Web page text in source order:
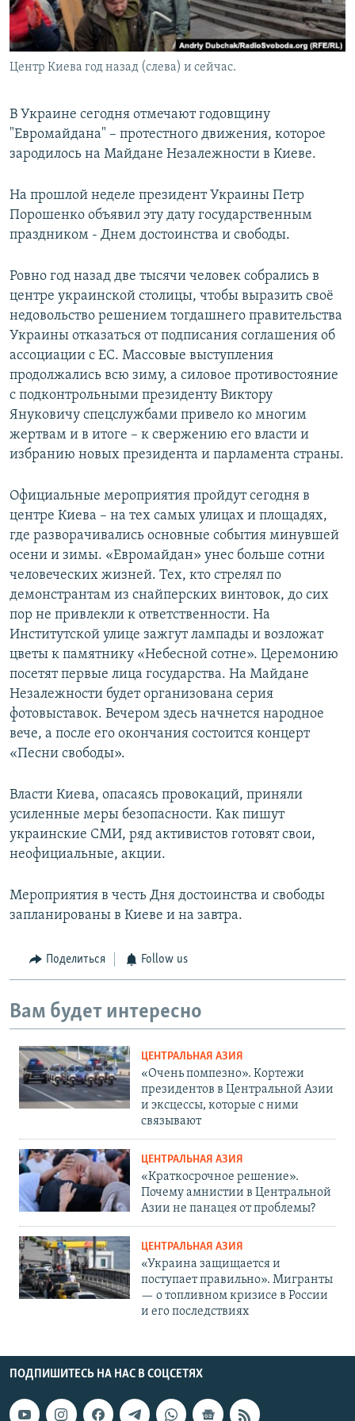
Центр Киева год назад (слева) и сейчас.
В Украине сегодня отмечают годовщину
"Евромайдана" – протестного движения, которое
зародилось на Майдане Незалежности в Киеве.
На прошлой неделе президент Украины Петр
Порошенко объявил эту дату государственным
праздником - Днем достоинства и свободы.
Ровно год назад две тысячи человек собрались в
центре украинской столицы, чтобы выразить своё
недовольство решением тогдашнего правительства
Украины отказаться от подписания соглашения об
ассоциации с ЕС. Массовые выступления
продолжались всю зиму, а силовое противостояние
с подконтрольными президенту Виктору
Януковичу спецслужбами привело ко многим
жертвам и в итоге – к свержению его власти и
избранию новых президента и парламента страны.
Официальные мероприятия пройдут сегодня в
центре Киева – на тех самых улицах и площадях,
где разворачивались основные события минувшей
осени и зимы. «Евромайдан» унес больше сотни
человеческих жизней. Тех, кто стрелял по
демонстрантам из снайперских винтовок, до сих
пор не привлекли к ответственности. На
Институтской улице зажгут лампады и возложат
цветы к памятнику «Небесной сотне». Церемонию
посетят первые лица государства. На Майдане
Незалежности будет организована серия
фотовыставок. Вечером здесь начнется народное
вече, а после его окончания состоится концерт
«Песни свободы».
Власти Киева, опасаясь провокаций, приняли
усиленные меры безопасности. Как пишут
украинские СМИ, ряд активистов готовят свои,
неофициальные, акции.
Мероприятия в честь Дня достоинства и свободы
запланированы в Киеве и на завтра.
Поделиться Follow us
Вам будет интересно
ЦЕНТРАЛЬНАЯ АЗИЯ
«Очень помпезно». Кортежи
президентов в Центральной Азии
и эксцессы, которые с ними
связывают
ЦЕНТРАЛЬНАЯ АЗИЯ
«Краткосрочное решение».
Почему амнистии в Центральной
Азии не панацея от проблемы?
ЦЕНТРАЛЬНАЯ АЗИЯ
«Украина защищается и
поступает правильно». Мигранты
— о топливном кризисе в России
и его последствиях
ПОДПИШИТЕСЬ НА НАС В СОЦСЕТЯХ